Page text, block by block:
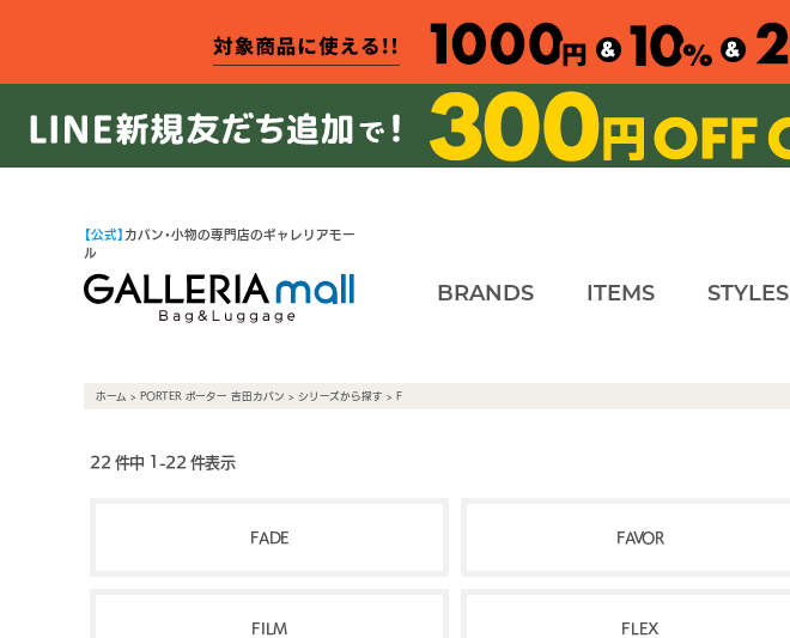
【公式】 カバン・小物の専門店のギャレリアモー
ル
BRANDS ITEMS STYLES
ホーム > PORTER ポーター 吉田カバン > シリーズから探す > F
22 件中 1-22 件表示
FADE FAVOR
FILM FLEX